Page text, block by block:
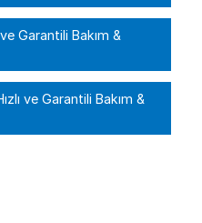
Garantili Bakım &
ve Garantili Bakım &